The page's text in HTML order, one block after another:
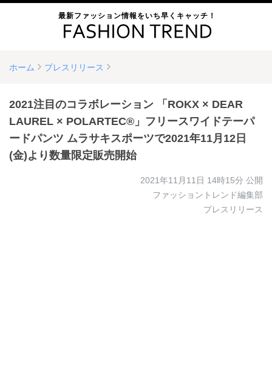
最新ファッション情報をいち早くキャッチ！
ホーム プレスリリース
2021注目のコラボレーション 「ROKX × DEAR
LAUREL × POLARTEC®」フリースワイドテーパ
ードパンツ ムラサキスポーツで2021年11月12日
(金)より数量限定販売開始
2021年11月11日 14時15分 公開
ファッショントレンド編集部
プレスリリース